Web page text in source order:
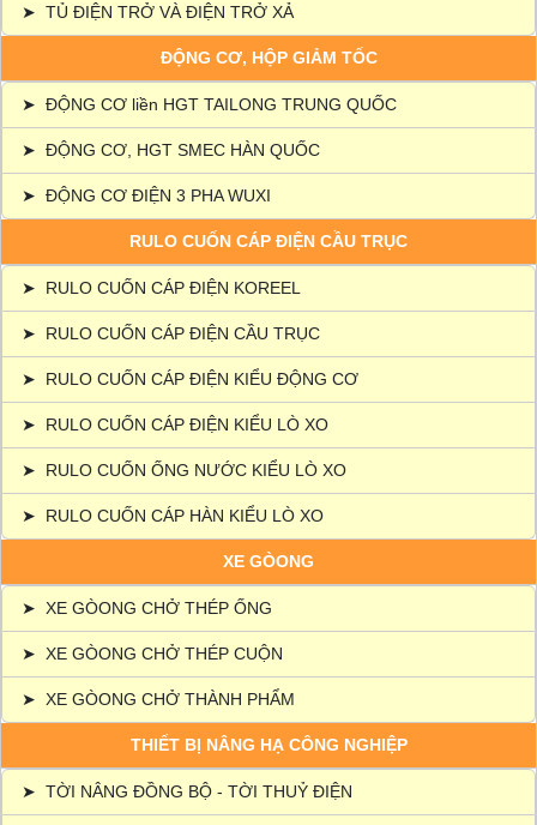
➤ TỦ ĐIỆN TRỞ VÀ ĐIỆN TRỞ XẢ
ĐỘNG CƠ, HỘP GIẢM TỐC
➤ ĐỘNG CƠ liền HGT TAILONG TRUNG QUỐC
➤ ĐỘNG CƠ, HGT SMEC HÀN QUỐC
➤ ĐỘNG CƠ ĐIỆN 3 PHA WUXI
RULO CUỐN CÁP ĐIỆN CẦU TRỤC
➤ RULO CUỐN CÁP ĐIỆN KOREEL
➤ RULO CUỐN CÁP ĐIỆN CẦU TRỤC
➤ RULO CUỐN CÁP ĐIỆN KIỂU ĐỘNG CƠ
➤ RULO CUỐN CÁP ĐIỆN KIỂU LÒ XO
➤ RULO CUỐN ỐNG NƯỚC KIỂU LÒ XO
➤ RULO CUỐN CÁP HÀN KIỂU LÒ XO
XE GÒONG
➤ XE GÒONG CHỞ THÉP ỐNG
➤ XE GÒONG CHỞ THÉP CUỘN
➤ XE GÒONG CHỞ THÀNH PHẨM
THIẾT BỊ NÂNG HẠ CÔNG NGHIỆP
➤ TỜI NÂNG ĐỒNG BỘ - TỜI THUỶ ĐIỆN